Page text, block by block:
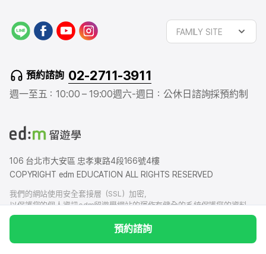
預約諮詢
L
f
a
b
o
y
o
u
e
a
r
FAMILY SITE
預約諮詢 02-2711-3911
週一至五：10:00 – 19:00週六-週日：公休日 諮詢採預約制
106 台北市大安區 忠孝東路4段166號4樓
COPYRIGHT edm EDUCATION ALL RIGHTS RESERVED
我們的網站使用安全套接層（SSL）加密，
以保護您的個人資訊edm留遊學網站的運作有健全的系統保護您的資料，
我們也有賠償責任保險，以防您的個人資料洩露給外界造成損害